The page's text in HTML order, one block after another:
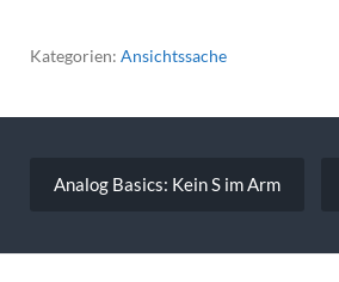
Kategorien: Ansichtssache
Analog Basics: Kein S im Arm